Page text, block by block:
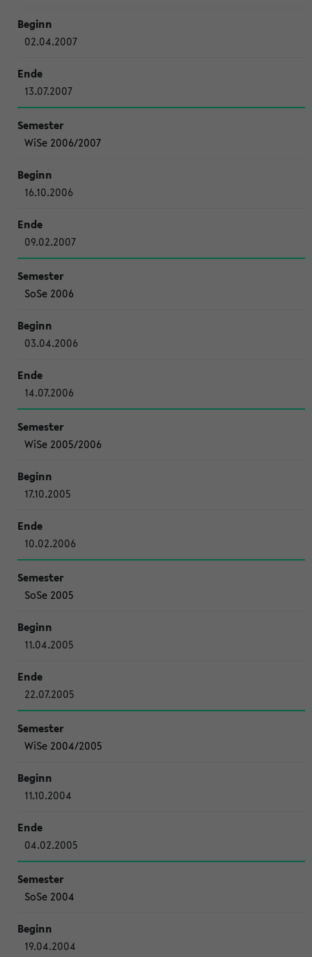
02.04.2007
13.07.2007
WiSe 2006/2007
16.10.2006
09.02.2007
SoSe 2006
03.04.2006
14.07.2006
WiSe 2005/2006
17.10.2005
10.02.2006
SoSe 2005
11.04.2005
22.07.2005
WiSe 2004/2005
11.10.2004
04.02.2005
SoSe 2004
19.04.2004